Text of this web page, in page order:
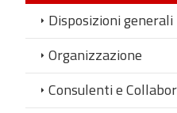
Disposizioni generali
Organizzazione
Consulenti e